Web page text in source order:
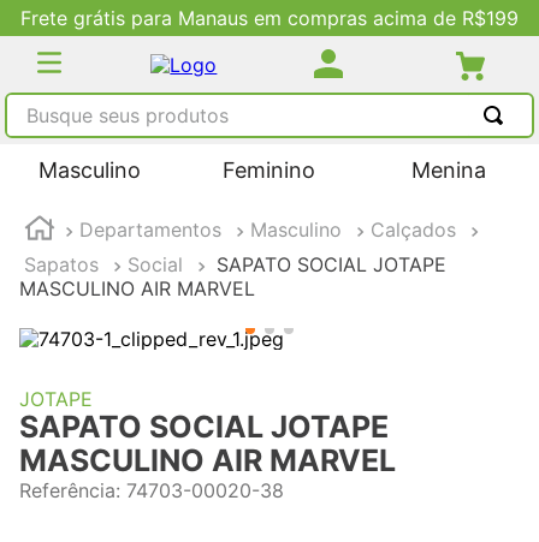
Frete grátis para Manaus em compras acima de R$199
Busque seus produtos
Masculino Feminino Menina
Departamentos Masculino
Calçados
Sapatos
Social
SAPATO SOCIAL JOTAPE
MASCULINO AIR MARVEL
JOTAPE
SAPATO SOCIAL JOTAPE
MASCULINO AIR MARVEL
Referência: 74703-00020-38
TERMOS MAIS BUSCADOS
2
tenis feminino
3º
kenner